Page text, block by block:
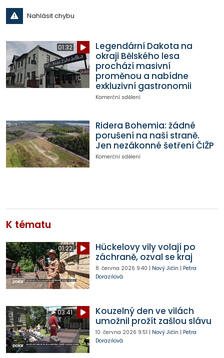
Nahlásit chybu
01:32
Legendární Dakota na
okraji Bělského lesa
prochází masivní
proměnou a nabídne
exkluzivní gastronomii
Komerční sdělení
Ridera Bohemia: žádné
porušení na naší straně.
Jen nezákonné šetření ČIŽP
Komerční sdělení
K tématu
01:22
Hückelovy vily volají po
záchraně, ozval se kraj
8. června 2026 9:40 | Nový Jičín | Petra
Dorazilová
03:41
Kouzelný den ve vilách
umožnil prožít zašlou slávu
10. června 2026 9:51 | Nový Jičín | Petra
Dorazilová